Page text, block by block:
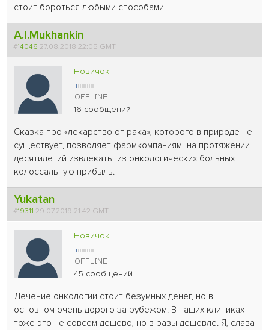
стоит бороться любыми способами.
A.I.Mukhankin
#14046 27.08.2018 22:05 GMT
Новичок
16 сообщений
Сказка про «лекарство от рака», которого в природе не
существует, позволяет фармкомпаниям на протяжении
десятилетий извлекать из онкологических больных
колоссальную прибыль.
Yukatan
#19311 29.07.2019 21:42 GMT
Новичок
45 сообщений
Лечение онкологии стоит безумных денег, но в
основном очень дорого за рубежом. В наших клиниках
тоже это не совсем дешево, но в разы дешевле. Я, слава